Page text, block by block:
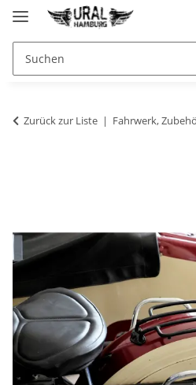
Zurück zur Liste Fahrwerk,